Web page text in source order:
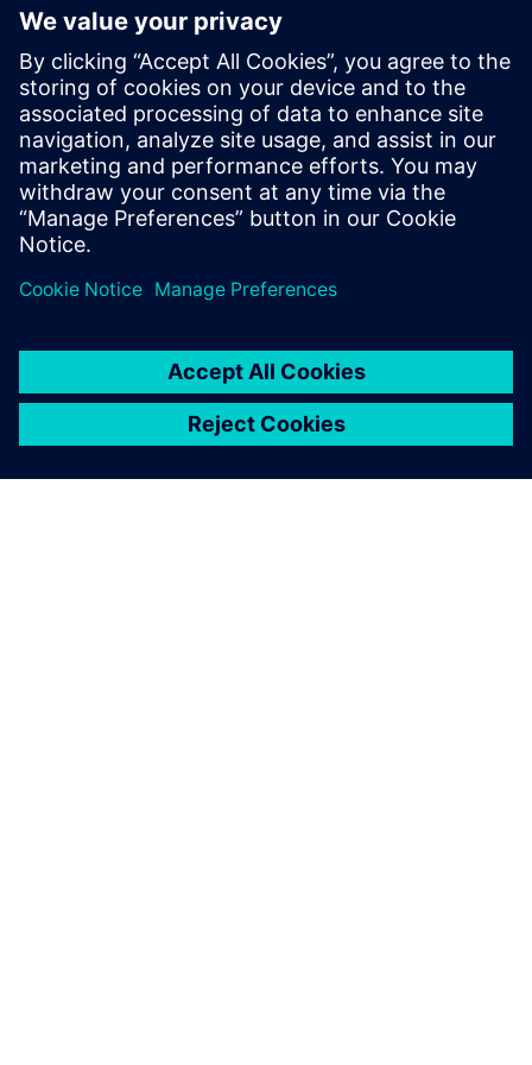
rastlin
Upravljajte življenjski cikel rastlin v inženirskih
disciplinah. Načrtujte spremembe obrata in omogočite
načrtovanje na podlagi znanja za testiranje in
vzdrževanje.